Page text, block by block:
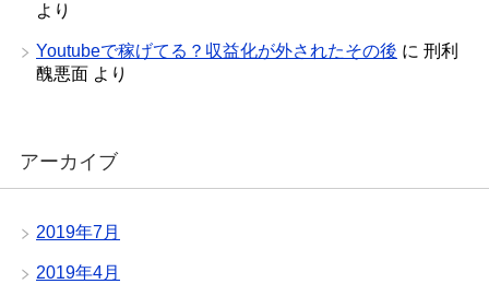
より
Youtubeで稼げてる？収益化が外されたその後 に 刑利
醜悪面 より
アーカイブ
2019年7月
2019年4月